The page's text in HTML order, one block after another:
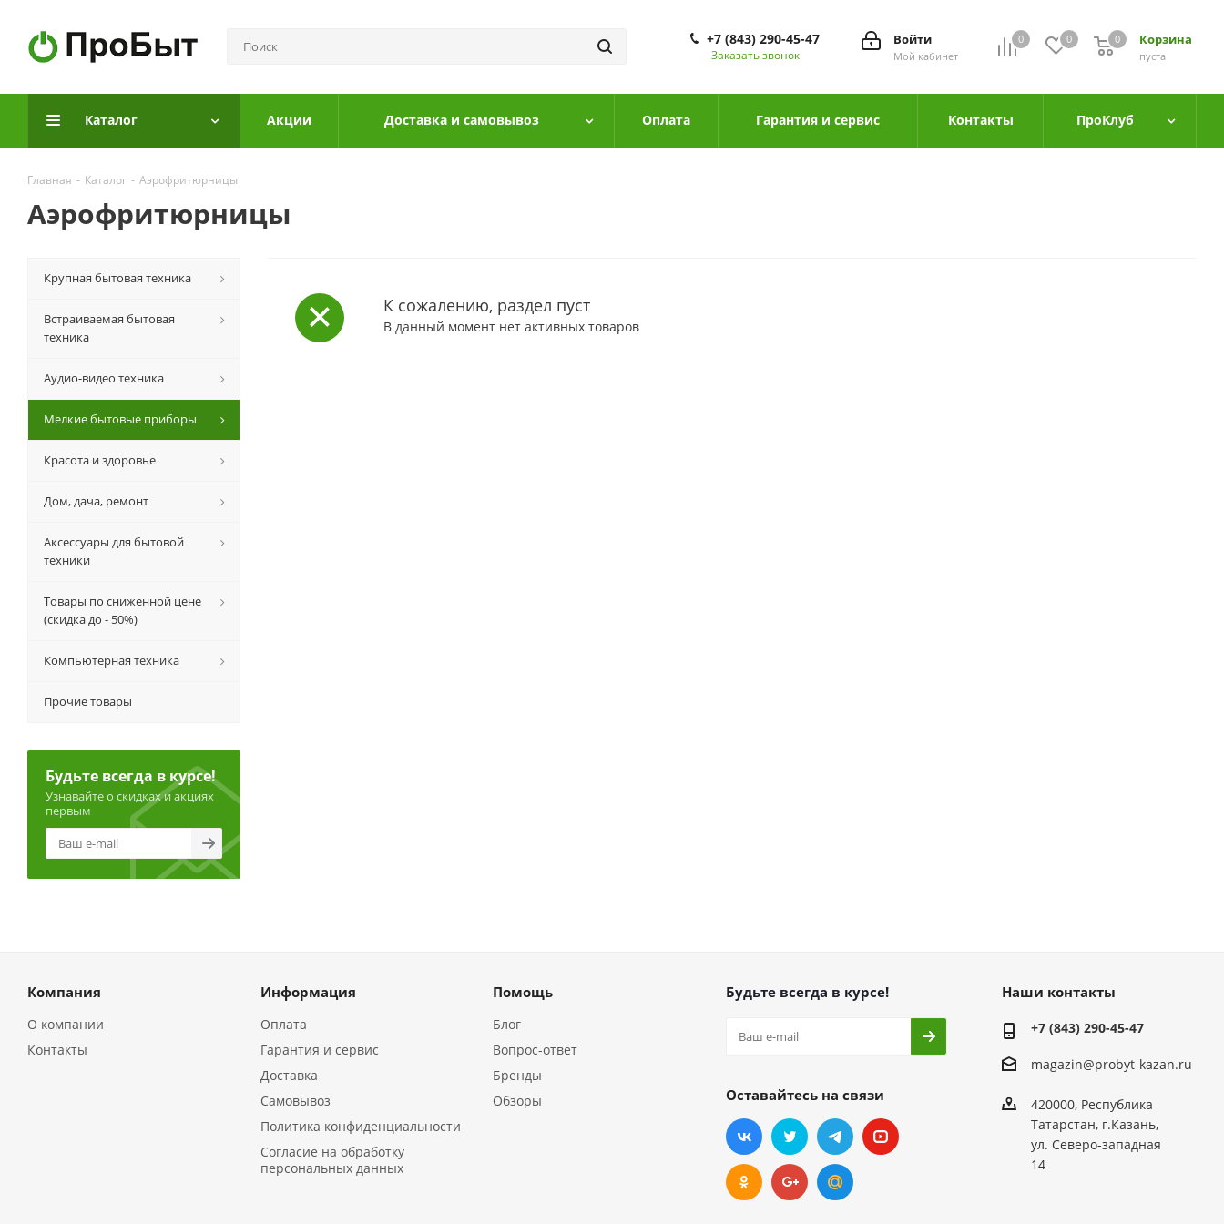
0 0 Корзина
0
пуста
0
Войти
Мой кабинет
+7 (843) 290-45-47
Заказать звонок
Каталог Акции Доставка и самовывоз Оплата Гарантия и сервис Контакты ПроКлуб
Главная - Каталог - Аэрофритюрницы
Аэрофритюрницы
К сожалению, раздел пуст
В данный момент нет активных товаров
Крупная бытовая техника
Встраиваемая бытовая
техника
Аудио-видео техника
Мелкие бытовые приборы
Красота и здоровье
Дом, дача, ремонт
Аксессуары для бытовой
техники
Товары по сниженной цене
(скидка до - 50%)
Компьютерная техника
Прочие товары
Будьте всегда в курсе!
Узнавайте о скидках и акциях
первым
Компания
О компании
Контакты
Информация
Оплата
Гарантия и сервис
Доставка
Самовывоз
Политика конфиденциальности
Согласие на обработку
персональных данных
Помощь
Блог
Вопрос-ответ
Бренды
Обзоры
Будьте всегда в курсе!
Оставайтесь на связи
Наши контакты
+7 (843) 290-45-47
magazin@probyt-kazan.ru
420000, Республика
Татарстан, г.Казань,
ул. Северо-западная
14